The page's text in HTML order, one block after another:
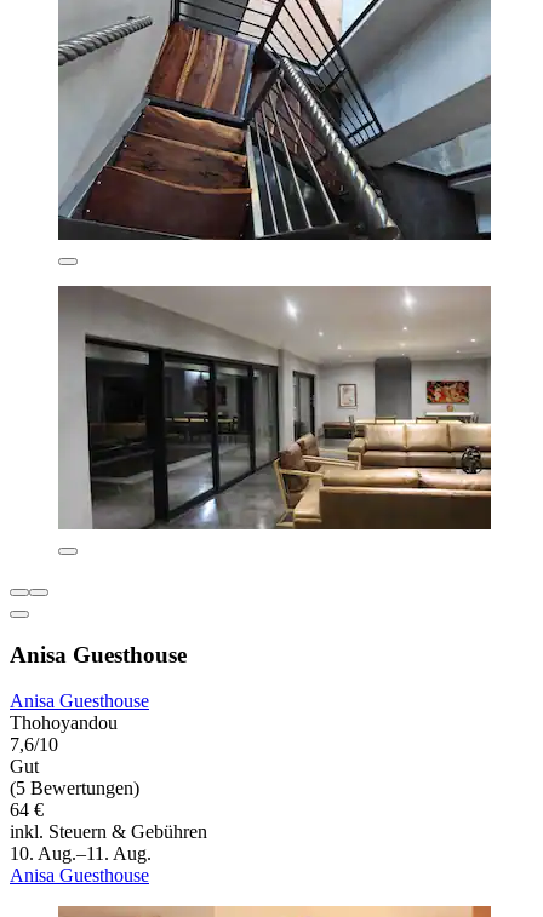
Anisa Guesthouse
Anisa Guesthouse
Thohoyandou
7,6/10
Gut
(5 Bewertungen)
64 €
inkl. Steuern & Gebühren
10. Aug.–11. Aug.
Anisa Guesthouse